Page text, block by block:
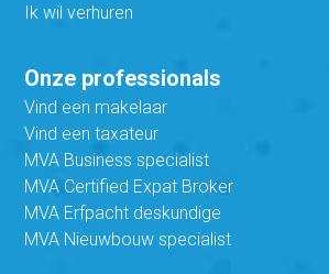
Ik wil verhuren
Onze professionals
Vind een makelaar
Vind een taxateur
MVA Business specialist
MVA Certified Expat Broker
MVA Erfpacht deskundige
MVA Nieuwbouw specialist